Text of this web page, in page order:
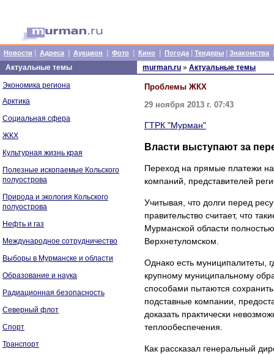
Новости Адреса Аукцион Фото Кино Погода Тендеры Знакомства
Актуальные темы
Экономика региона
Арктика
Социальная сфера
ЖКХ
Культурная жизнь края
Полезные ископаемые Кольского
полуострова
Природа и экология Кольского
полуострова
Нефть и газ
Международное сотрудничество
Выборы в Мурманске и области
Образование и наука
Радиационная безопасность
Северный флот
Спорт
Транспорт
murman.ru » Актуальные темы
Проблемы ЖКХ
29 ноября 2013 г. 07:43
ГТРК "Мурман"
Власти выступают за
Переход на прямые платежи
компаний, представителей
Учитывая, что долги перед
правительство считает, что
Мурманской области
Верхнетуломском.
Однако есть муниципалитеты,
крупному муниципальному
способами пытаются
подставные компании,
доказать практически
теплообеспечения.
Как рассказал генеральный